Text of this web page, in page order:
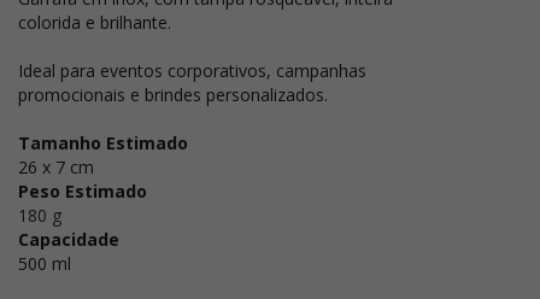
colorida e brilhante.
Ideal para eventos corporativos, campanhas
promocionais e brindes personalizados.
Tamanho Estimado
26 x 7 cm
Peso Estimado
180 g
Capacidade
500 ml